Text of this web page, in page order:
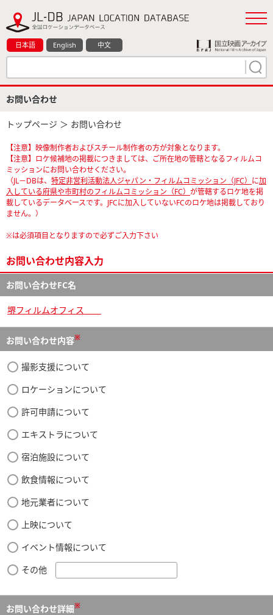
日本語 English 中文
お問い合わせ
トップページ ＞ お問い合わせ
【注意】映像制作者およびスチール制作者の方が対象となります。
【注意】ロケ候補地の掲載につきましては、ご所在地の管轄となるフィルムコ
ミッションにお問い合わせください。
（JL－DBは、 特定非営利活動法人ジャパン・フィルムコミッション（JFC） に加
入している府県や市町村のフィルムコミッション（FC） が管轄するロケ地を掲
載しているデータベースです。JFCに加入していないFCのロケ地は掲載しており
ません。）
※は必須項目となりますので必ずご入力下さい
お問い合わせ内容入力
お問い合わせFC名
堺フィルムオフィス
お問い合わせ内容※
撮影支援について
ロケーションについて
許可申請について
エキストラについて
宿泊施設について
飲食情報について
地元業者について
上映について
イベント情報について
その他
お問い合わせ詳細※